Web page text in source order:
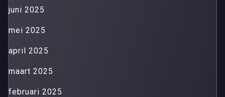
juni 2025
mei 2025
april 2025
maart 2025
februari 2025